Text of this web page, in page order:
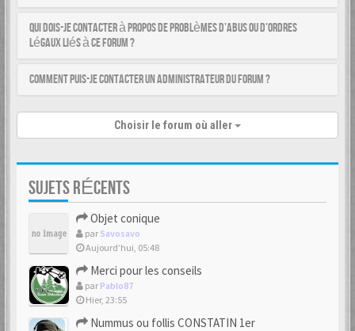
Qui dois-je contacter à propos de problèmes d’abus ou d’ordres
légaux liés à ce forum ?
Comment puis-je contacter un administrateur du forum ?
Choisir le forum où aller
SUJETS RÉCENTS
Objet conique
par Savosavo
Aujourd’hui, 05:48
Merci pour les conseils
par Pablo87
Hier, 23:55
Nummus ou follis CONSTATIN 1er